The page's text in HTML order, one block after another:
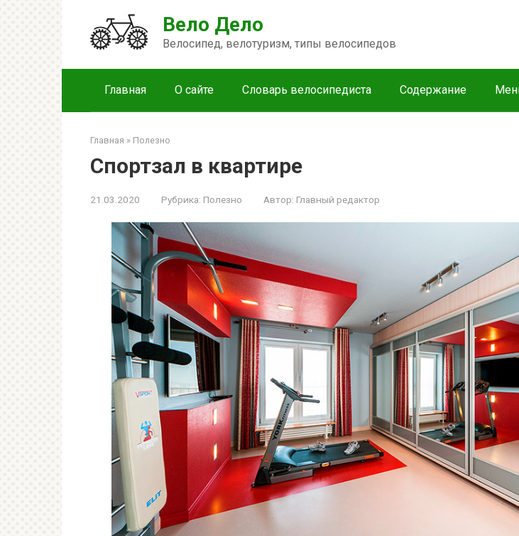
Вело Дело
Велосипед, велотуризм, типы велосипедов
Главная О сайте Словарь велосипедиста Содержание
Главная » Полезно
Спортзал в квартире
21.03.2020 Рубрика: Полезно Автор: Главный редактор